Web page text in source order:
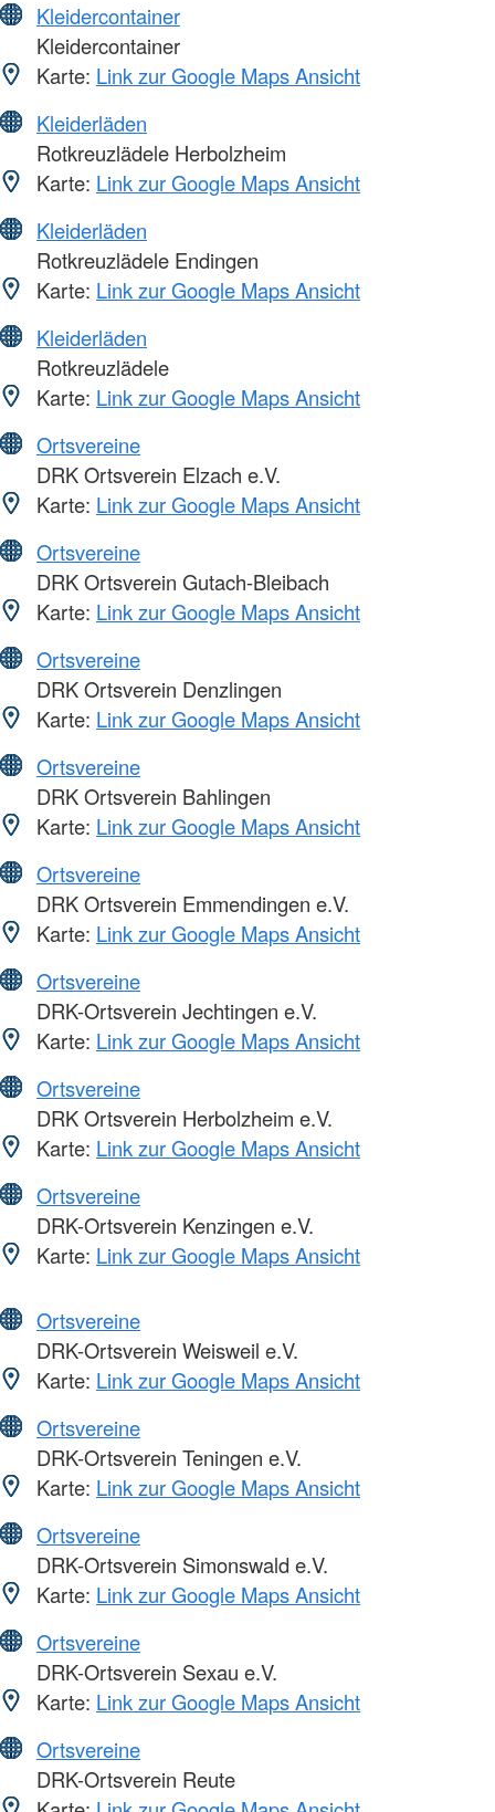
Kleidercontainer
Kleidercontainer
Karte: Link zur Google Maps Ansicht
Kleiderläden
Rotkreuzlädele Herbolzheim
Karte: Link zur Google Maps Ansicht
Kleiderläden
Rotkreuzlädele Endingen
Karte: Link zur Google Maps Ansicht
Kleiderläden
Rotkreuzlädele
Karte: Link zur Google Maps Ansicht
Ortsvereine
DRK Ortsverein Elzach e.V.
Karte: Link zur Google Maps Ansicht
Ortsvereine
DRK Ortsverein Gutach-Bleibach
Karte: Link zur Google Maps Ansicht
Ortsvereine
DRK Ortsverein Denzlingen
Karte: Link zur Google Maps Ansicht
Ortsvereine
DRK Ortsverein Bahlingen
Karte: Link zur Google Maps Ansicht
Ortsvereine
DRK Ortsverein Emmendingen e.V.
Karte: Link zur Google Maps Ansicht
Ortsvereine
DRK-Ortsverein Jechtingen e.V.
Karte: Link zur Google Maps Ansicht
Ortsvereine
DRK Ortsverein Herbolzheim e.V.
Karte: Link zur Google Maps Ansicht
Ortsvereine
DRK-Ortsverein Kenzingen e.V.
Karte: Link zur Google Maps Ansicht
Ortsvereine
DRK-Ortsverein Weisweil e.V.
Karte: Link zur Google Maps Ansicht
Ortsvereine
DRK-Ortsverein Teningen e.V.
Karte: Link zur Google Maps Ansicht
Ortsvereine
DRK-Ortsverein Simonswald e.V.
Karte: Link zur Google Maps Ansicht
Ortsvereine
DRK-Ortsverein Sexau e.V.
Karte: Link zur Google Maps Ansicht
Ortsvereine
DRK-Ortsverein Reute